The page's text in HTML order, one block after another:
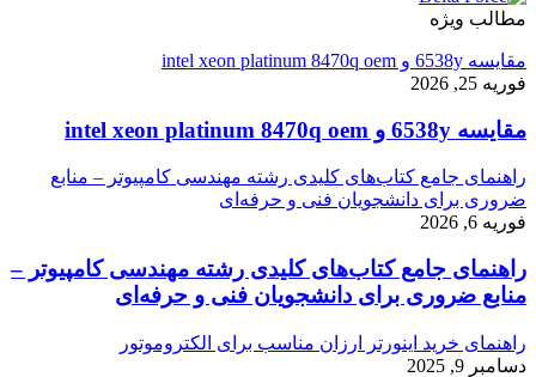
مطالب ویژه
مقایسه 6538y و intel xeon platinum 8470q oem
فوریه 25, 2026
مقایسه 6538y و intel xeon platinum 8470q oem
راهنمای جامع کتاب‌های کلیدی رشته مهندسی کامپیوتر – منابع
ضروری برای دانشجویان فنی و حرفه‌ای
فوریه 6, 2026
راهنمای جامع کتاب‌های کلیدی رشته مهندسی کامپیوتر –
منابع ضروری برای دانشجویان فنی و حرفه‌ای
راهنمای خرید اینورتر ارزان مناسب برای الکتروموتور
دسامبر 9, 2025